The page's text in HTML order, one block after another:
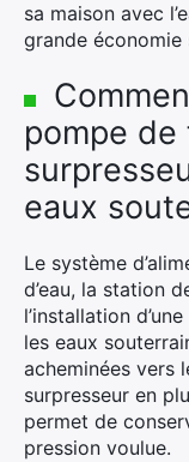
sa maison avec
grande économie
pompe de
eaux
Le système
d’eau, la station
l’installation
les eaux
acheminées vers
surpresseur en
permet de
pression voulue.